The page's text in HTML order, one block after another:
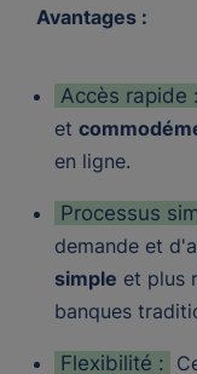
Avantages :
Accès rapide :
et
en ligne.
Processus
demande et
simple et plus
banques
Flexibilité :